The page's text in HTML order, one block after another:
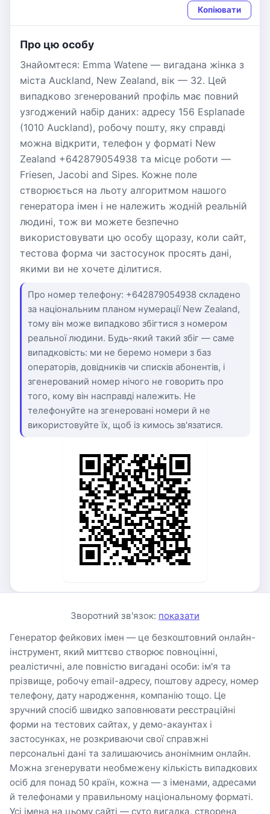
Копіювати
Про цю особу
Знайомтеся: Emma Watene — вигадана жінка з
міста Auckland, New Zealand, вік — 32. Цей
випадково згенерований профіль має повний
узгоджений набір даних: адресу 156 Esplanade
(1010 Auckland), робочу пошту, яку справді
можна відкрити, телефон у форматі New
Zealand +642879054938 та місце роботи —
Friesen, Jacobi and Sipes. Кожне поле
створюється на льоту алгоритмом нашого
генератора імен і не належить жодній реальній
людині, тож ви можете безпечно
використовувати цю особу щоразу, коли сайт,
тестова форма чи застосунок просять дані,
якими ви не хочете ділитися.
Про номер телефону: +642879054938 складено
за національним планом нумерації New Zealand,
тому він може випадково збігтися з номером
реальної людини. Будь-який такий збіг — саме
випадковість: ми не беремо номери з баз
операторів, довідників чи списків абонентів, і
згенерований номер нічого не говорить про
того, кому він насправді належить. Не
телефонуйте на згенеровані номери й не
використовуйте їх, щоб із кимось зв'язатися.
Зворотний зв'язок: показати
Генератор фейкових імен — це безкоштовний онлайн-
інструмент, який миттєво створює повноцінні,
реалістичні, але повністю вигадані особи: ім'я та
прізвище, робочу email-адресу, поштову адресу, номер
телефону, дату народження, компанію тощо. Це
зручний спосіб швидко заповнювати реєстраційні
форми на тестових сайтах, у демо-акаунтах і
застосунках, не розкриваючи свої справжні
персональні дані та залишаючись анонімним онлайн.
Можна згенерувати необмежену кількість випадкових
осіб для понад 50 країн, кожна — з іменами, адресами
й телефонами у правильному національному форматі.
Усі імена на цьому сайті — суто вигадка, створена